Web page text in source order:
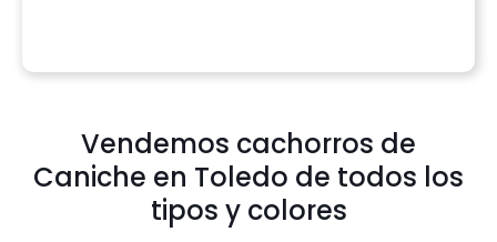
Vendemos cachorros de
Caniche en Toledo de todos los
tipos y colores